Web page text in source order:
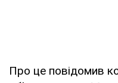
Про це повідомив